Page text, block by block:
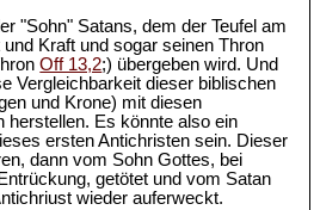
"Sohn" Satans, dem der Teufel am
Kraft und sogar seinen Thron
Off 13,2;) übergeben wird. Und
Vergleichbarkeit dieser biblischen
und Krone) mit diesen
herstellen. Es könnte also ein
ersten Antichristen sein. Dieser
dann vom Sohn Gottes, bei
getötet und vom Satan
wieder auferweckt.